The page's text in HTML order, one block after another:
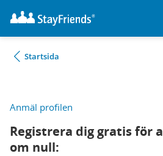
Startsida
Anmäl profilen
Registrera dig gratis för
om null: